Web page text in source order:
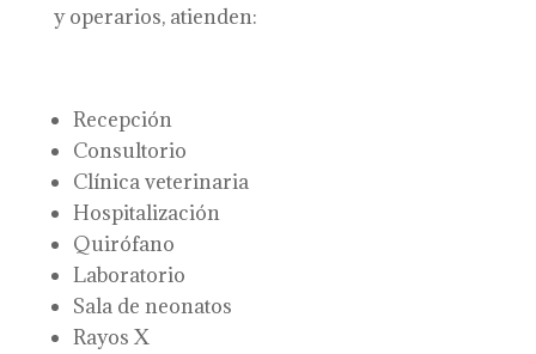
y operarios, atienden:
Recepción
Consultorio
Clínica veterinaria
Hospitalización
Quirófano
Laboratorio
Sala de neonatos
Rayos X